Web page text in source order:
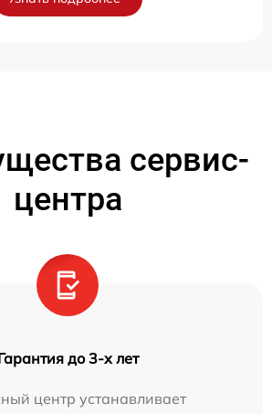
сервис-
центра
до 3-х лет
центр устанавливает